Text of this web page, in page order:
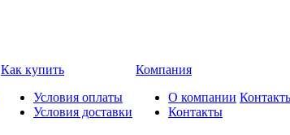
Как купить
Условия оплаты
Условия доставки
Компания
О компании
Контакты